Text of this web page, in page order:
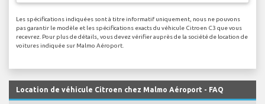
Les spécifications indiquées sont à titre informatif uniquement, nous ne pouvons
pas garantir le modèle et les spécifications exacts du véhicule Citroen C3 que vous
recevrez. Pour plus de détails, vous devez vérifier auprès de la société de location de
voitures indiquée sur Malmo Aéroport.
Location de véhicule Citroen chez Malmo Aéroport - FAQ